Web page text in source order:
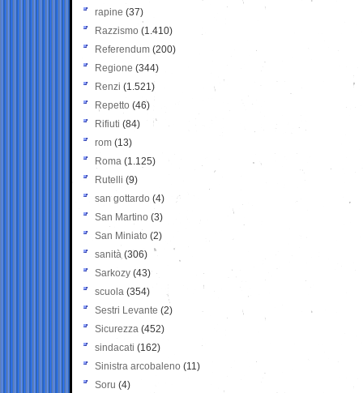
rapine (37)
Razzismo (1.410)
Referendum (200)
Regione (344)
Renzi (1.521)
Repetto (46)
Rifiuti (84)
rom (13)
Roma (1.125)
Rutelli (9)
san gottardo (4)
San Martino (3)
San Miniato (2)
sanità (306)
Sarkozy (43)
scuola (354)
Sestri Levante (2)
Sicurezza (452)
sindacati (162)
Sinistra arcobaleno (11)
Soru (4)